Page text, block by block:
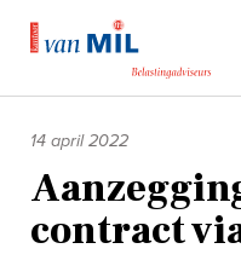
inhoud
14 april 2022
contract